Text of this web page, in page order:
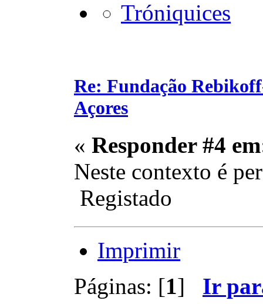
Re: Fundação
Açores
« Responder #4
Neste contexto é
Registado
Imprimir
Páginas: [1] Ir